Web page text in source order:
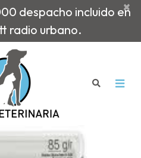
despacho incluido en
radio urbano.
×